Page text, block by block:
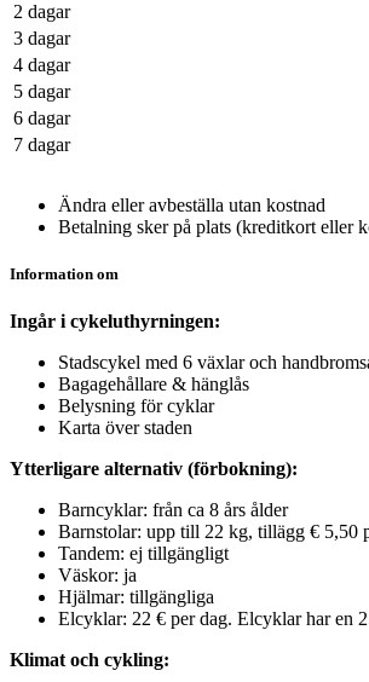
2 dagar
3 dagar
4 dagar
5 dagar
6 dagar
7 dagar
Ändra eller avbeställa utan kostnad
Betalning sker på plats (kreditkort eller
Information om
Ingår i cykeluthyrningen:
Stadscykel med 6 växlar och
Bagagehållare & hänglås
Belysning för cyklar
Karta över staden
Ytterligare alternativ (förbokning):
Barncyklar: från ca 8 års ålder
Barnstolar: upp till 22 kg, tillägg € 5,50
Tandem: ej tillgängligt
Väskor: ja
Hjälmar: tillgängliga
Elcyklar: 22 € per dag. Elcyklar har en
Klimat och cykling: